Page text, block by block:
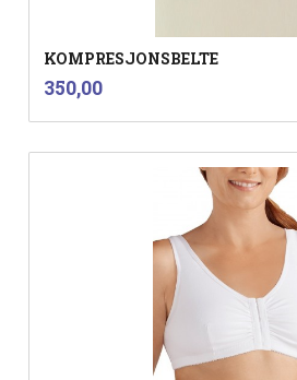
KOMPRESJONSBELTE
Pris
350,00